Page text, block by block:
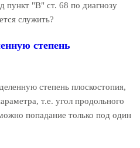
пункт "В" ст. 68 по диагнозу
служить?
степень
степень плоскостопия,
т.е. угол продольного
попадание только под один